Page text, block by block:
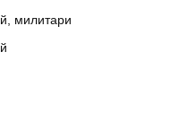
милитари